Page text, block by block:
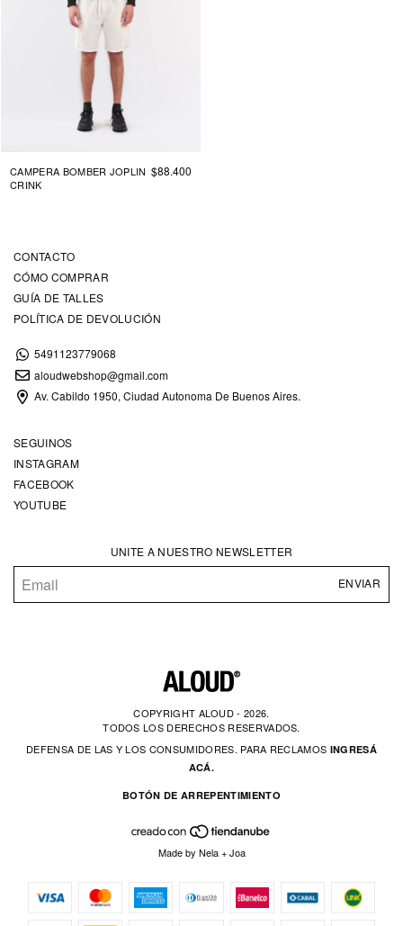
CAMPERA BOMBER JOPLIN
CRINK
$88.400
CONTACTO
CÓMO COMPRAR
GUÍA DE TALLES
POLÍTICA DE DEVOLUCIÓN
5491123779068
aloudwebshop@gmail.com
Av. Cabildo 1950, Ciudad Autonoma De Buenos Aires.
SEGUINOS
INSTAGRAM
FACEBOOK
YOUTUBE
UNITE A NUESTRO NEWSLETTER
COPYRIGHT ALOUD - 2026.
TODOS LOS DERECHOS RESERVADOS.
DEFENSA DE LAS Y LOS CONSUMIDORES. PARA RECLAMOS INGRESÁ
ACÁ.
BOTÓN DE ARREPENTIMIENTO
Made by Nela+Joa